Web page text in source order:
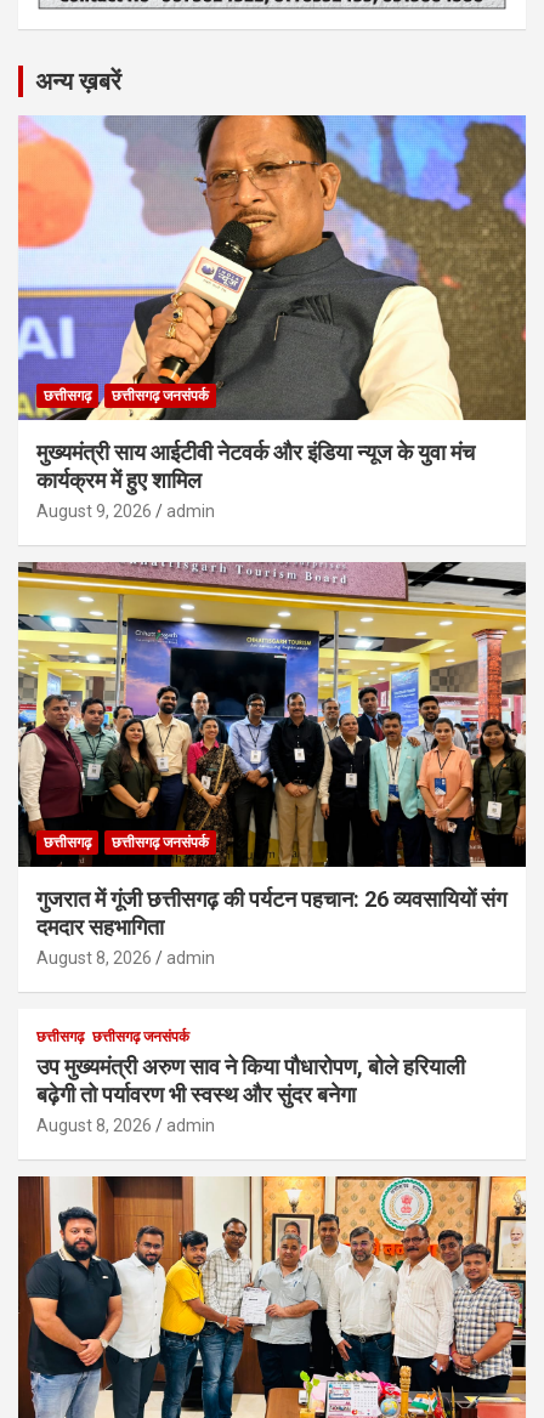
अन्य ख़बरें
छत्तीसगढ़ छत्तीसगढ़ जनसंपर्क
मुख्यमंत्री साय आईटीवी नेटवर्क और इंडिया न्यूज के युवा मंच
कार्यक्रम में हुए शामिल
August 9, 2026 admin
छत्तीसगढ़ छत्तीसगढ़ जनसंपर्क
गुजरात में गूंजी छत्तीसगढ़ की पर्यटन पहचान: 26 व्यवसायियों संग
दमदार सहभागिता
August 8, 2026 admin
छत्तीसगढ़ छत्तीसगढ़ जनसंपर्क
उप मुख्यमंत्री अरुण साव ने किया पौधारोपण, बोले हरियाली
बढ़ेगी तो पर्यावरण भी स्वस्थ और सुंदर बनेगा
August 8, 2026 admin